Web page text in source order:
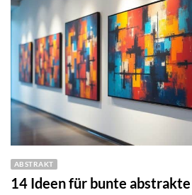
ABSTRAKT
14 Ideen für bunte